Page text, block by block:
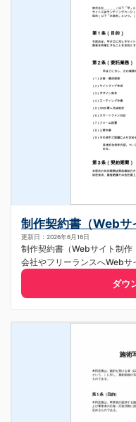
制作契約書（Webサ
更新日：2026年6月16日
制作契約書（Webサイト制
会社やフリーランスへWebサ
ダウ